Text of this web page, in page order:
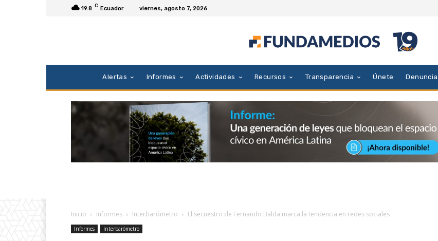
19.8 C Ecuador viernes, agosto 7, 2026
Alertas Informes Actividades Recursos Transparencia Únete Denuncia
Inicio Informes Interbarómetro El secuestro de Fernando Balda marca la tendencia en redes sociales
Informes Interbarómetro